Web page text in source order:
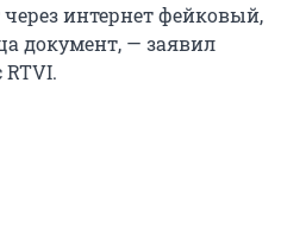
интернет фейковый,
документ, — заявил
RTVI.